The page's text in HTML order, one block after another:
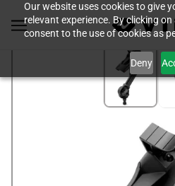
Our website uses cookies to give
relevant experience. By clicking
consent to the use of cookies as
Deny